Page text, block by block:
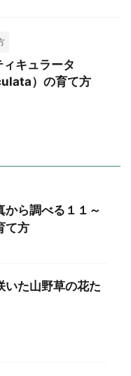
キュラータ
）の育て方
から調べる１１～
て方
いた山野草の花た